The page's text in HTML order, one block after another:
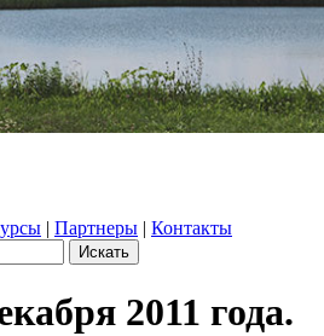
| Партнеры | Контакты
2011 года.